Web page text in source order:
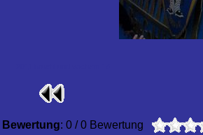
Bewertung: 0 / 0 Bewertung